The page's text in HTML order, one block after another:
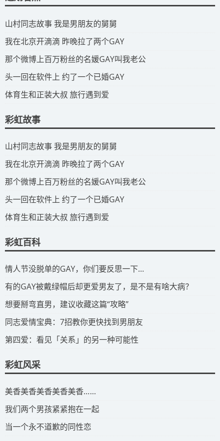
​山村同志故事 我是男朋友的舅舅
​我在北京开滴滴 昨晚拉了两个GAY
​那个微博上百万粉丝的名媛GAY叫我老公
​头一回在软件上 约了一个已婚GAY
​体育生和正装大叔 旅行遇到爱
彩虹故事
​山村同志故事 我是男朋友的舅舅
​我在北京开滴滴 昨晚拉了两个GAY
​那个微博上百万粉丝的名媛GAY叫我老公
​头一回在软件上 约了一个已婚GAY
​体育生和正装大叔 旅行遇到爱
彩虹百科
​情人节没脱单的GAY，你们要反思一下…
​有的GAY被戴绿帽后却更爱男友了，是不是有啥大病？
​想要掰弯直男，建议收藏这篇“攻略”
​同志爱情宝典：7招教你更快找到男朋友
​第四爱：看见「关系」的另一种可能性
彩虹风采
​美香美香美香美香美香……
我们两个男孩紧紧抱在一起
当一个永不道歉的同性恋